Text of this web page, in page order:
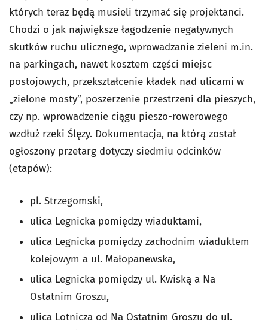
których teraz będą musieli trzymać się projektanci.
Chodzi o jak największe łagodzenie negatywnych
skutków ruchu ulicznego, wprowadzanie zieleni m.in.
na parkingach, nawet kosztem części miejsc
postojowych, przekształcenie kładek nad ulicami w
„zielone mosty”, poszerzenie przestrzeni dla pieszych,
czy np. wprowadzenie ciągu pieszo-rowerowego
wzdłuż rzeki Ślęzy. Dokumentacja, na którą został
ogłoszony przetarg dotyczy siedmiu odcinków
(etapów):
pl. Strzegomski,
ulica Legnicka pomiędzy wiaduktami,
ulica Legnicka pomiędzy zachodnim wiaduktem
kolejowym a ul. Małopanewska,
ulica Legnicka pomiędzy ul. Kwiską a Na
Ostatnim Groszu,
ulica Lotnicza od Na Ostatnim Groszu do ul.